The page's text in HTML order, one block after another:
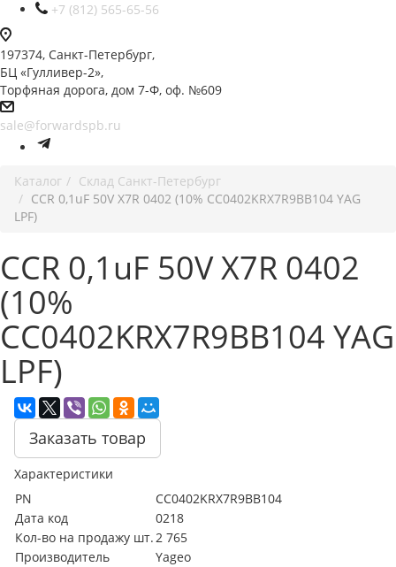
+7 (812) 565-65-56
197374, Санкт-Петербург,
БЦ «Гулливер-2»,
Торфяная дорога, дом 7-Ф, оф. №609
sale@forwardspb.ru
Каталог
Cклад Санкт-Петербург
CCR 0,1uF 50V X7R 0402 (10% CC0402KRX7R9BB104 YAG
LPF)
CCR 0,1uF 50V X7R 0402
(10%
CC0402KRX7R9BB104 YAG
LPF)
Заказать товар
Характеристики
PN
CC0402KRX7R9BB104
Дата код
0218
Кол-во на продажу шт.2 765
Производитель
Yageo